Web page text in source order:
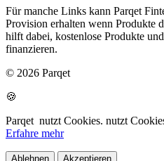
Für manche Links kann Parqet
Provision erhalten wenn Produkte
hilft dabei, kostenlose Produkte
finanzieren.
© 2026 Parqet
🍪
Parqet nutzt Cookies. nutzt
Erfahre mehr
Ablehnen Akzeptieren